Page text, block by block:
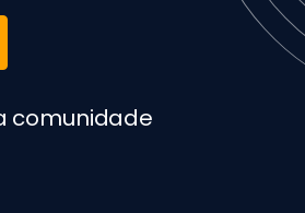
comunidade